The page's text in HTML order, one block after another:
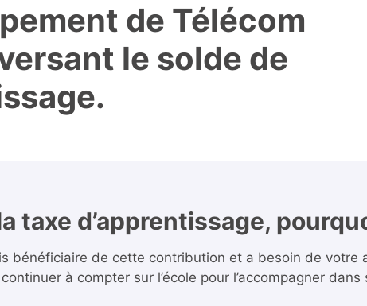
de Télécom
le solde de
taxe d’apprentissage,
bénéficiaire de cette contribution et a besoin de votre
à compter sur l’école pour l’accompagner